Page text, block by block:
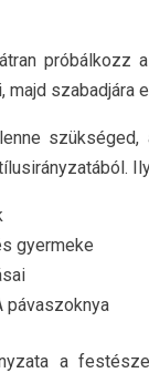
próbálkozz
szabadjára
szükséged,
gyermeke
pávaszoknya
a